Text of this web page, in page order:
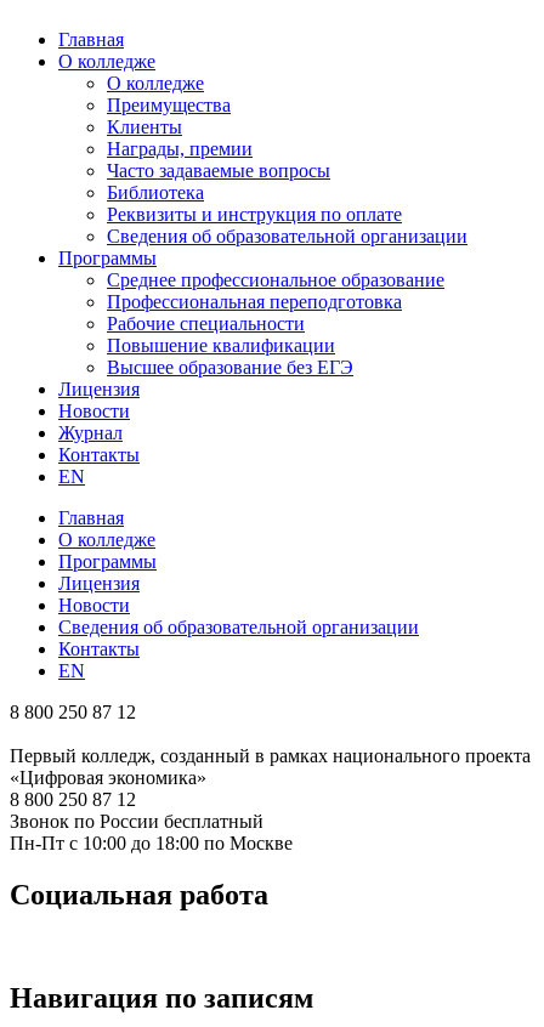
Главная
О колледже
О колледже
Преимущества
Клиенты
Награды, премии
Часто задаваемые вопросы
Библиотека
Реквизиты и инструкция по оплате
Сведения об образовательной организации
Программы
Среднее профессиональное образование
Профессиональная переподготовка
Рабочие специальности
Повышение квалификации
Высшее образование без ЕГЭ
Лицензия
Новости
Журнал
Контакты
EN
Главная
О колледже
Программы
Лицензия
Новости
Сведения об образовательной организации
Контакты
EN
8 800 250 87 12
Первый колледж, созданный в рамках национального проекта
«Цифровая экономика»
8 800 250 87 12
Звонок по России бесплатный
Пн-Пт с 10:00 до 18:00 по Москве
Социальная работа
Навигация по записям